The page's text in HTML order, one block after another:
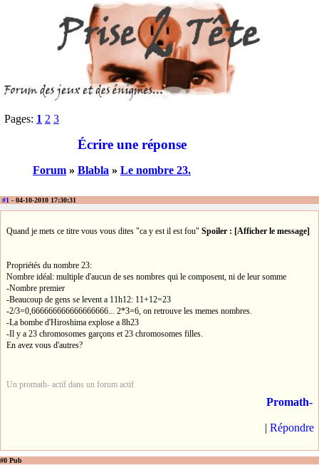
Pages: 1 2 3
Écrire une réponse
Forum » Blabla » Le nombre 23.
#1 - 04-10-2010 17:30:31
Quand je mets ce titre vous vous dites "ca y est il est fou" Spoiler : [Afficher le message]
Propriétés du nombre 23:
Nombre idéal: multiple d'aucun de ses nombres qui le composent, ni de leur somme
-Nombre premier
-Beaucoup de gens se levent a 11h12: 11+12=23
-2/3=0,666666666666666666... 2*3=6, on retrouve les memes nombres.
-La bombe d'Hiroshima explose a 8h23
-Il y a 23 chromosomes garçons et 23 chromosomes filles.
En avez vous d'autres?
Un promath- actif dans un forum actif
Promath-
| Répondre
#0 Pub